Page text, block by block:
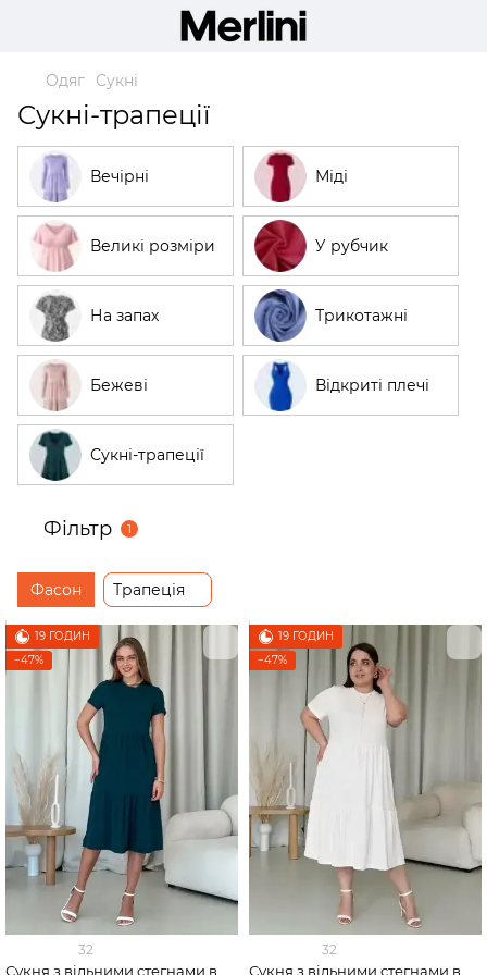
Одяг Сукні
Сукні-трапеції
Вечірні Міді
Великі розміри У рубчик
На запах Трикотажні
Бежеві Відкриті плечі
Сукні-трапеції
Фільтр 1
Фасон Трапеція
19 ГОДИН
−47%
32
Сукня з вільними стегнами в
19 ГОДИН
−47%
32
Сукня з вільними стегнами в